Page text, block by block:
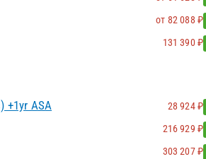
от 82 088 ₽
131 390 ₽
+1yr ASA 28 924 ₽
216 929 ₽
303 207 ₽